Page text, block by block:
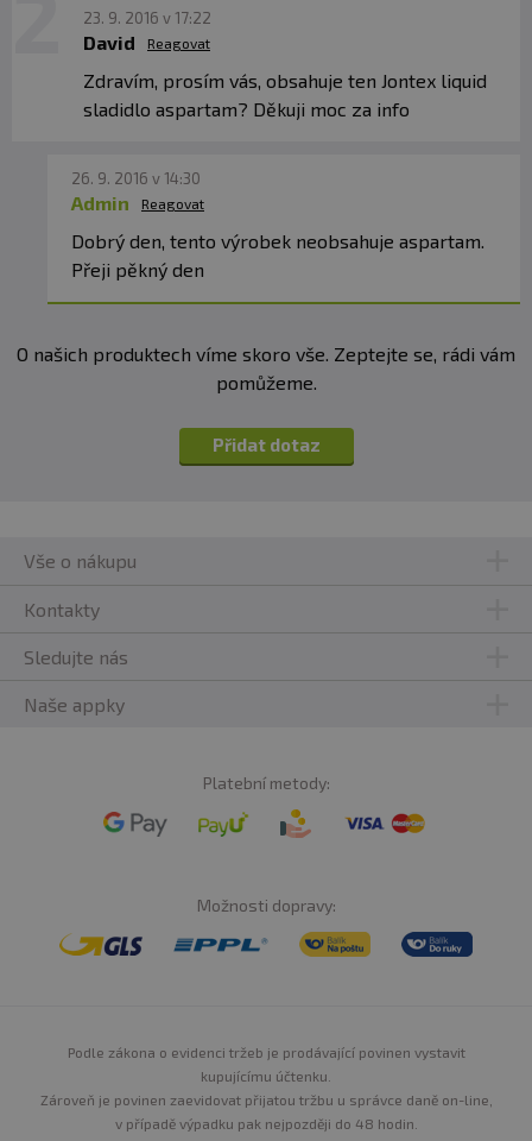
23. 9. 2016 v 17:22
David Reagovat
Zdravím, prosím vás, obsahuje ten Jontex liquid
sladidlo aspartam? Děkuji moc za info
26. 9. 2016 v 14:30
Admin Reagovat
Dobrý den, tento výrobek neobsahuje aspartam.
Přeji pěkný den
O našich produktech víme skoro vše. Zeptejte se, rádi vám
pomůžeme.
Přidat dotaz
Vše o nákupu
Kontakty
Sledujte nás
Naše appky
Platební metody:
Možnosti dopravy:
Podle zákona o evidenci tržeb je prodávající povinen vystavit
kupujícímu účtenku.
Zároveň je povinen zaevidovat přijatou tržbu u správce daně on-line,
v případě výpadku pak nejpozději do 48 hodin.